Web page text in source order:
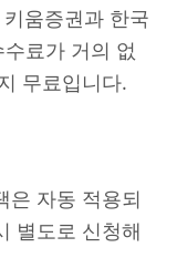
움증권과 한국
료가 거의 없
무료입니다.
은 자동 적용되
별도로 신청해